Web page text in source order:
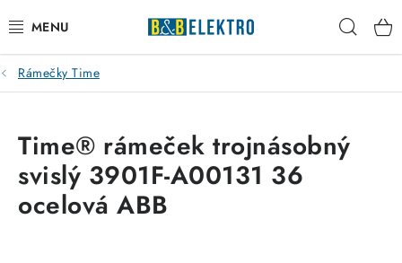
na
obsah
Reklamace / Vrácení zboží
Kontakty
VYTÁPĚNÍ
Rámečky Time
Time® rámeček trojnásobný
svislý 3901F-A00131 36
ocelová ABB